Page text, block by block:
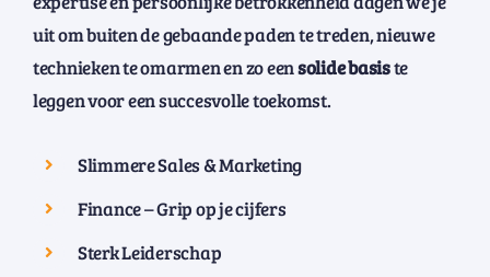
uit om buiten de gebaande paden te treden, nieuwe
technieken te omarmen en zo eensolide basiste
leggen voor een succesvolle toekomst.
Slimmere Sales & Marketing
Finance – Grip op je cijfers
Sterk Leiderschap